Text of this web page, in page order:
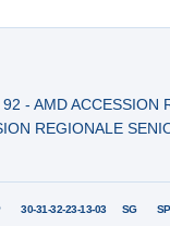
- AMD ACCESSION
REGIONALE
30-31-32-23-13-03 SG SP